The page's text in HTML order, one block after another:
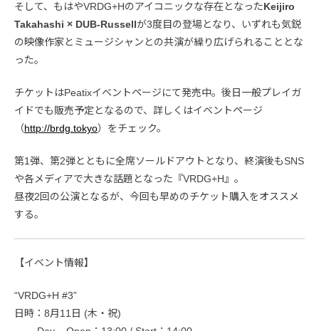
そして、もはやVRDG+Hのアイコニックな存在となったKeijiro
Takahashi × DUB-Russellが3度目の登場となり、いずれも気鋭
の映像作家とミュージシャンとの共演が繰り広げられることとな
った。
チケットはPeatixイベントページにて発売中。後日一般プレイガ
イドでも販売予定となるので、詳しくはイベントページ
（http://brdg.tokyo）をチェック。
第1弾、第2弾とともに全席ソールドアウトとなり、終演後もSNS
や各メディアで大きな話題となった『VRDG+H』。
昼夜2回の公演となるが、今回も早めのチケット購入をオススメ
する。
【イベント情報】
“VRDG+H #3”
日時：8月11日 (木・祝)